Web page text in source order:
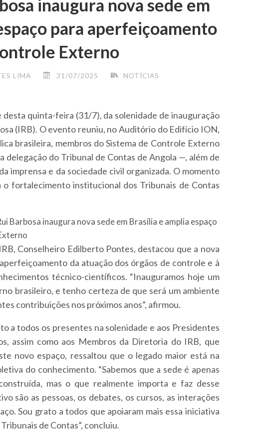
inaugura nova sede em
para aperfeiçoamento
Externo
LIMA 31/07/2025 NOTÍCIAS
quinta-feira (31/7), da solenidade de inauguração
(IRB). O evento reuniu, no Auditório do Edifício ION,
brasileira, membros do Sistema de Controle Externo
do Tribunal de Contas de Angola —, além de
imprensa e da sociedade civil organizada. O momento
o fortalecimento institucional dos Tribunais de Contas
Conselheiro Edilberto Pontes, destacou que a nova
da atuação dos órgãos de controle e à
técnico-científicos. “Inauguramos hoje um
brasileiro, e tenho certeza de que será um ambiente
contribuições nos próximos anos”, afirmou.
a todos os presentes na solenidade e aos Presidentes
assim como aos Membros da Diretoria do IRB, que
novo espaço, ressaltou que o legado maior está na
do conhecimento. “Sabemos que a sede é apenas
mas o que realmente importa e faz desse
são as pessoas, os debates, os cursos, as interações
Sou grato a todos que apoiaram mais essa iniciativa
de Contas”, concluiu.